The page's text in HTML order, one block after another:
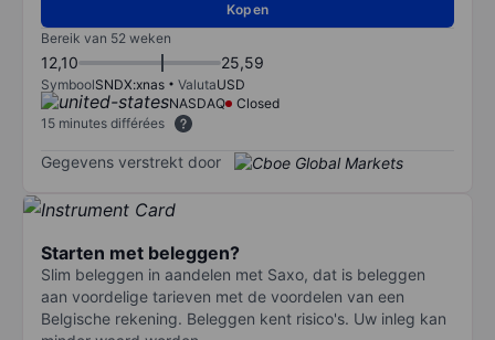
Kopen
Bereik van 52 weken
12,10 25,59
SymboolSNDX:xnas ValutaUSD
NASDAQ
Closed
15 minutes différées
Gegevens verstrekt door
Starten met beleggen?
Slim beleggen in aandelen met Saxo, dat is beleggen
aan voordelige tarieven met de voordelen van een
Belgische rekening. Beleggen kent risico's. Uw inleg kan